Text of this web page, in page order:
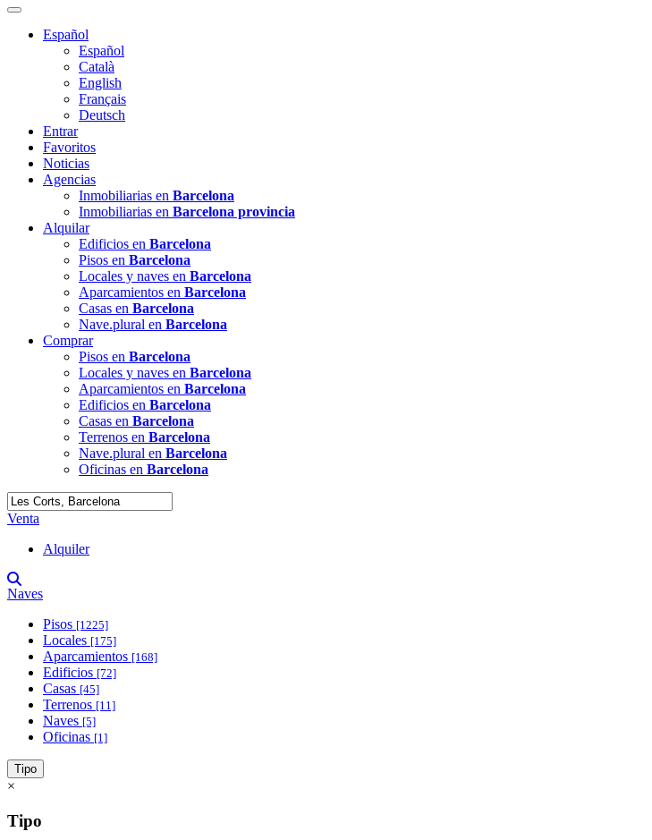
Español
Español
Català
English
Français
Deutsch
Entrar
Favoritos
Noticias
Agencias
Inmobiliarias en Barcelona
Inmobiliarias en Barcelona provincia
Alquilar
Edificios en Barcelona
Pisos en Barcelona
Locales y naves en Barcelona
Aparcamientos en Barcelona
Casas en Barcelona
Nave.plural en Barcelona
Comprar
Pisos en Barcelona
Locales y naves en Barcelona
Aparcamientos en Barcelona
Edificios en Barcelona
Casas en Barcelona
Terrenos en Barcelona
Nave.plural en Barcelona
Oficinas en Barcelona
Venta
Alquiler
Naves
Pisos [1225]
Locales [175]
Aparcamientos [168]
Edificios [72]
Casas [45]
Terrenos [11]
Naves [5]
Oficinas [1]
Tipo
×
Tipo